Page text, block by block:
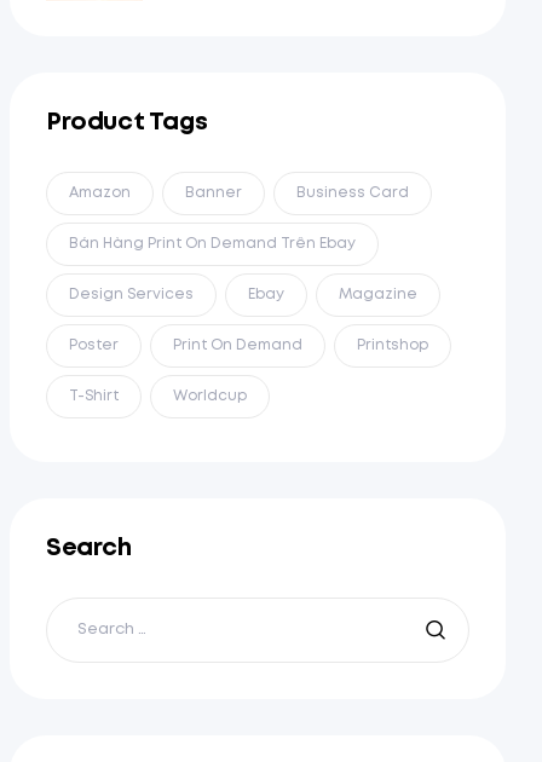
Product Tags
Amazon Banner Business Card
Bán Hàng Print On Demand Trên Ebay
Design Services Ebay Magazine
Poster Print On Demand Printshop
T-Shirt Worldcup
Search